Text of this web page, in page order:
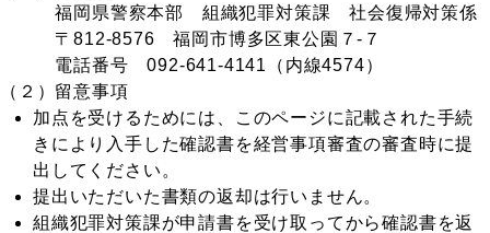
福岡県警察本部 組織犯罪対策課 社会復帰対策係
〒812-8576 福岡市博多区東公園７-７
電話番号 092-641-4141（内線4574）
（２）留意事項
加点を受けるためには、このページに記載された手続
きにより入手した確認書を経営事項審査の審査時に提
出してください。
提出いただいた書類の返却は行いません。
組織犯罪対策課が申請書を受け取ってから確認書を返